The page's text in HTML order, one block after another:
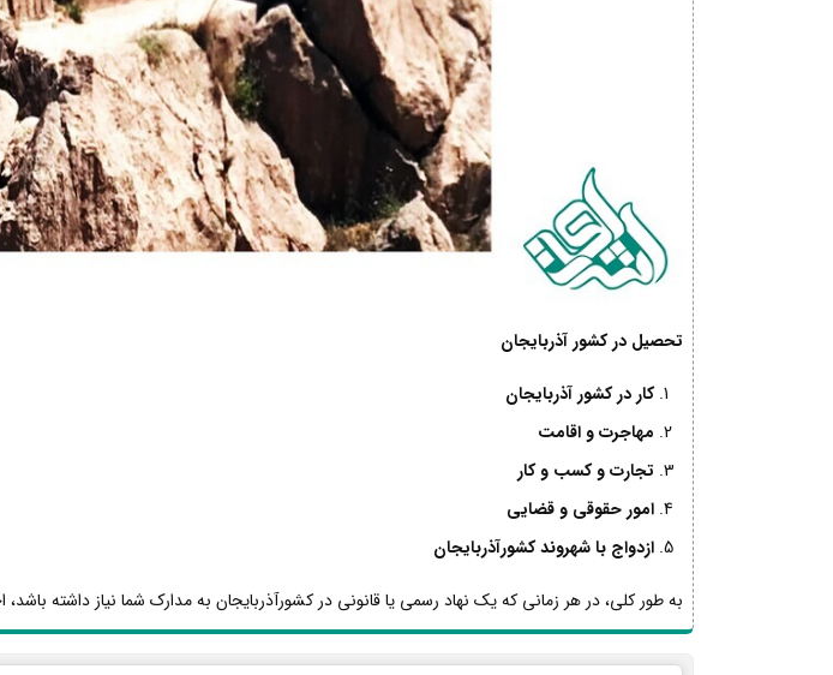
تحصیل در کشور آذربایجان
کار در کشور آذربایجان
مهاجرت و اقامت
تجارت و کسب و کار
امور حقوقی و قضایی
ازدواج با شهروند کشورآذربایجان
به طور کلی، در هر زمانی که یک نهاد رسمی یا قانونی در کشورآذربایجان به مدارک شما نیاز داشته باشد،